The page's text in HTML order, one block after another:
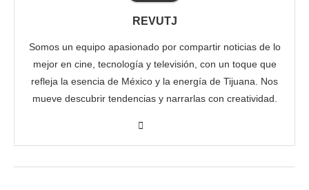
REVUTJ
Somos un equipo apasionado por compartir noticias de lo
mejor en cine, tecnología y televisión, con un toque que
refleja la esencia de México y la energía de Tijuana. Nos
mueve descubrir tendencias y narrarlas con creatividad.